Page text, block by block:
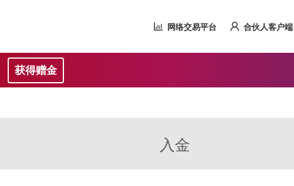
网络交易平台 合伙人客户端
获得赠金
入金